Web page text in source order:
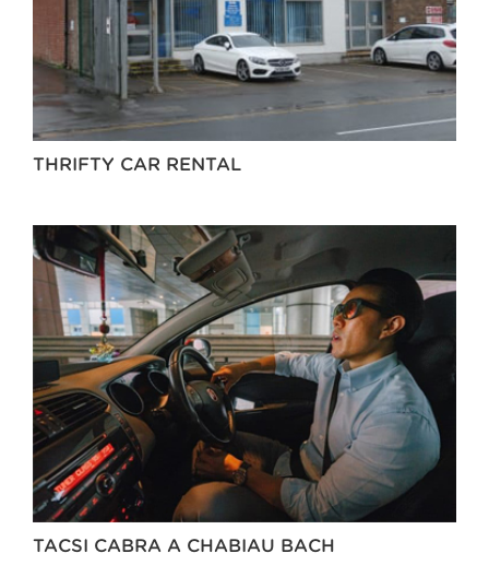
THRIFTY CAR RENTAL
TACSI CABRA A CHABIAU BACH